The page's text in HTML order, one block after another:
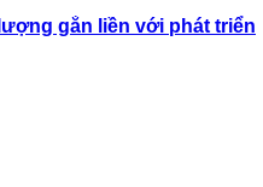
gắn liền với phát triển